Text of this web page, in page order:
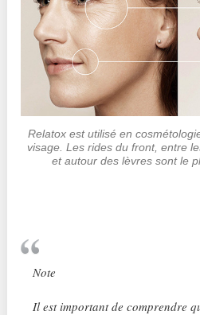
Relatox est utilisé en
visage. Les rides du front, entre
et autour des lèvres sont le
Note
Il est important de comprendre